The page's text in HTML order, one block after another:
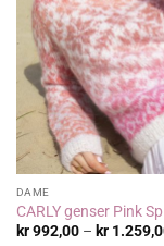
DAME
CARLY genser Pink
kr992,00 – kr